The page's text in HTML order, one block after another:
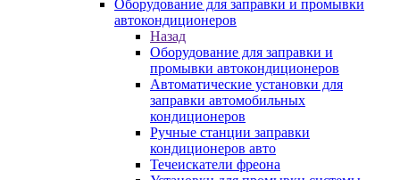
Оборудование для заправки и промывки
автокондиционеров
Назад
Оборудование для заправки и
промывки автокондиционеров
Автоматические установки для
заправки автомобильных
кондиционеров
Ручные станции заправки
кондиционеров авто
Течеискатели фреона